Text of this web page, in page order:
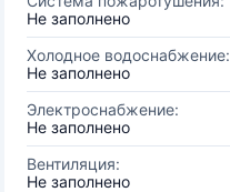
Не заполнено
Холодное водоснабжение:
Не заполнено
Электроснабжение:
Не заполнено
Вентиляция:
Не заполнено